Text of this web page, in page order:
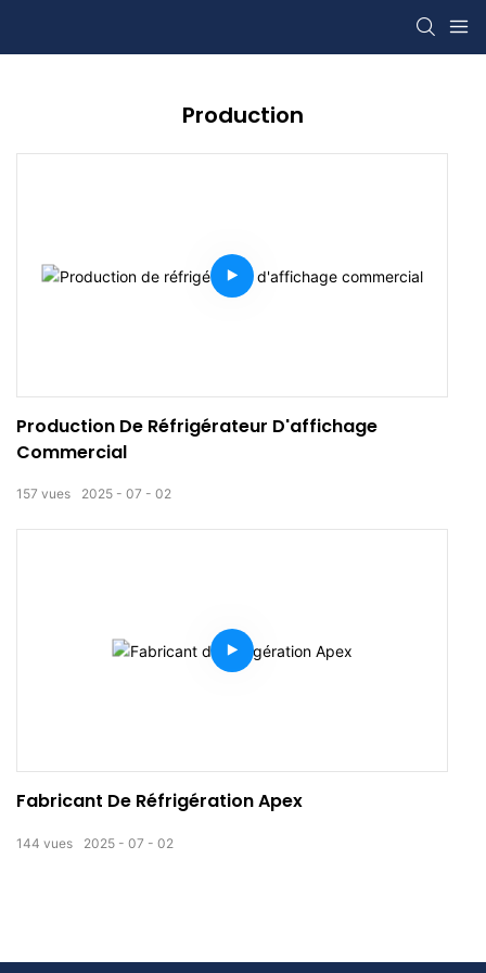
Production
Production De Réfrigérateur D'affichage
Commercial
2025 07 02
157 vues
Fabricant De Réfrigération Apex
2025 07 02
144 vues